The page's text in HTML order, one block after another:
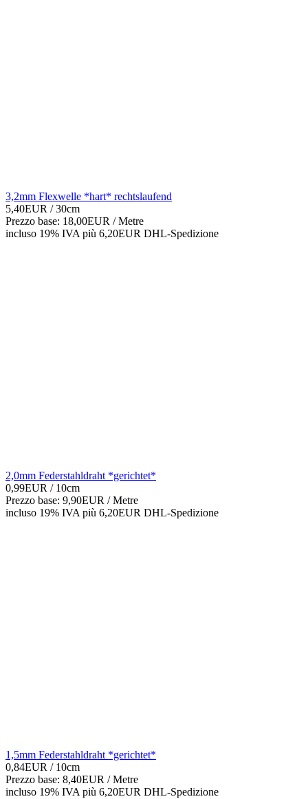
3,2mm Flexwelle *hart* rechtslaufend
5,40EUR / 30cm
Prezzo base: 18,00EUR /Metre
incluso 19% IVA più 6,20EUR DHL-Spedizione
2,0mm Federstahldraht *gerichtet*
0,99EUR / 10cm
Prezzo base: 9,90EUR /Metre
incluso 19% IVA più 6,20EUR DHL-Spedizione
1,5mm Federstahldraht *gerichtet*
0,84EUR / 10cm
Prezzo base: 8,40EUR /Metre
incluso 19% IVA più 6,20EUR DHL-Spedizione